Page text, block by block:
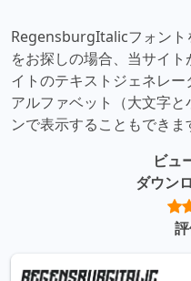
RegensburgItalicフォント
をお探しの場合、当サイ
イトのテキストジェネレ
アルファベット（大文字
ンで表示することもできま
ビュ
ダウン